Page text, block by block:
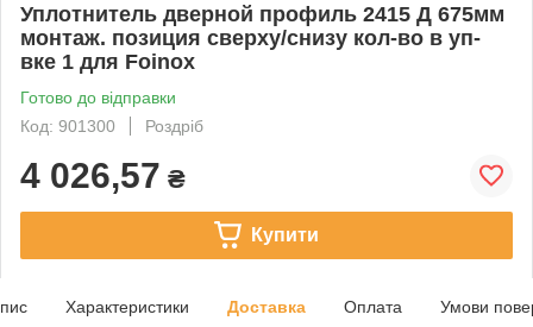
Уплотнитель дверной профиль 2415 Д 675мм
монтаж. позиция сверху/снизу кол-во в уп-
вке 1 для Foinox
Готово до відправки
Код: 901300
Роздріб
4 026,57 ₴
Купити
Характеристики Доставка Оплата Умови